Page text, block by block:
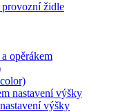
židle
opěrákem
nastavení výšky
výšky